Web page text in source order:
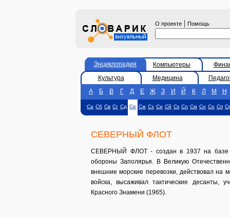
О проекте | Помощь
Энциклопедия Компьютеры
Культура
Медицина
А
Б В Г Д Е Ж З И Й К Л М Н
Са Сб Св Сг Сд Се Сж Сз Си Сй Ск Сл См Сн Со Сп
СЕВЕРНЫЙ ФЛОТ
СЕВЕРНЫЙ ФЛОТ - создан в 1937 на базе
обороны Заполярья. В Великую
внешние морские перевозки, действовал на
войска, высаживал тактические десанты,
Красного Знамени (1965).